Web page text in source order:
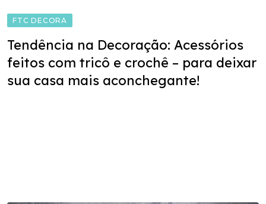
FTC DECORA
Tendência na Decoração: Acessórios
feitos com tricô e crochê – para deixar
sua casa mais aconchegante!